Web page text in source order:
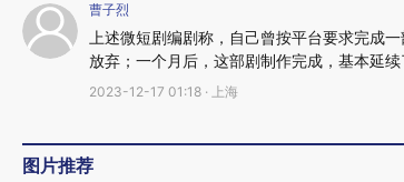
曹子烈
上述微短剧编剧称，自己曾按平台要求完成
放弃；一个月后，这部剧制作完成，基本延
2023-12-17 01:18 · 上海
图片推荐